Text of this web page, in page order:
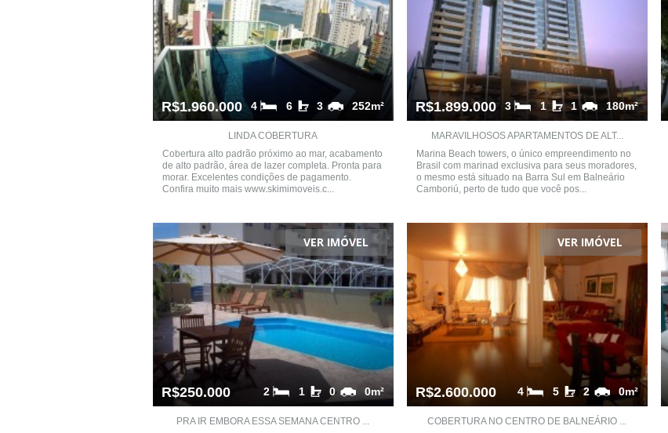
R$1.960.000 252m²
3
6
4
LINDA COBERTURA
Cobertura alto padrão próximo ao mar, acabamento
de alto padrão, área de lazer completa. Pronta para
morar. Excelentes condições de pagamento.
Confira muito mais www.skimimoveis.c...
R$1.899.000 180m²
1
1
3
MARAVILHOSOS APARTAMENTOS DE ALT...
Marina Beach towers, o único empreendimento no
Brasil com marinad exclusiva para seus moradores,
o mesmo está situado na Barra Sul em Balneário
Camboriú, perto de tudo que você pos...
VER IMÓVEL
R$250.000 0m²
0
1
2
PRA IR EMBORA ESSA SEMANA CENTRO ...
VER IMÓVEL
R$2.600.000 0m²
2
5
4
COBERTURA NO CENTRO DE BALNEÁRIO ...